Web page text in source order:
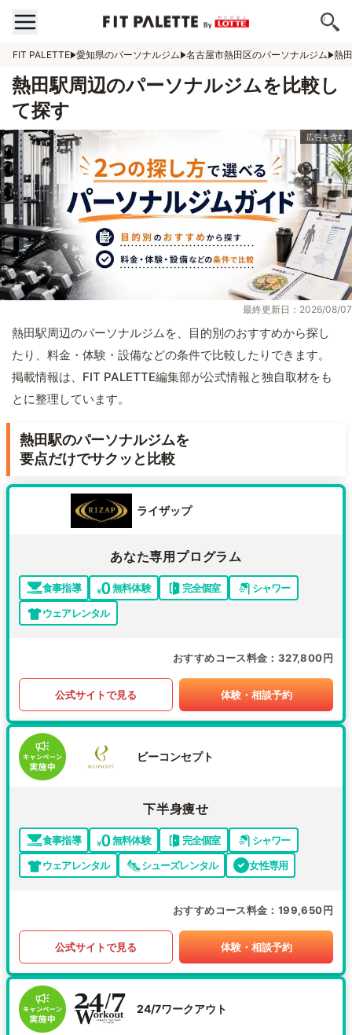
FIT PALETTE 愛知県のパーソナルジム 名古屋市熱田区のパーソナルジム 熱
熱田駅周辺のパーソナルジムを比較し
て探す
最終更新日：2026/08/07
熱田駅周辺のパーソナルジムを、目的別のおすすめから探し
たり、料金・体験・設備などの条件で比較したりできます。
掲載情報は、FIT PALETTE編集部が公式情報と独自取材をも
とに整理しています。
熱田駅のパーソナルジムを
要点だけでサクッと比較
ライザップ
あなた専用プログラム
食事指導 無料体験 完全個室
シャワー
ウェアレンタル
おすすめコース料金 327,800円
公式サイトで見る 体験・相談予約
ビーコンセプト
下半身痩せ
食事指導 無料体験 完全個室
シャワー
ウェアレンタル
シューズレンタル 女性専用
おすすめコース料金 199,650円
公式サイトで見る 体験・相談予約
24/7ワークアウト